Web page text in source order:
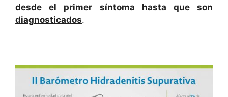
desde el primer síntoma hasta que son
diagnosticados.